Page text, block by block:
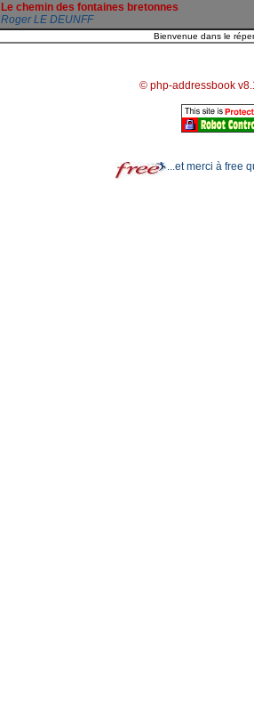
Le chemin des fontaines bretonnes
Roger LE DEUNFF
© php-addressbook
...et merci à free